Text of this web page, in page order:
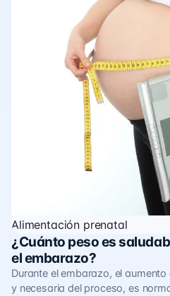
Alimentación prenatal
¿Cuánto peso es
el embarazo?
Durante el embarazo, el
y necesaria del proceso, es